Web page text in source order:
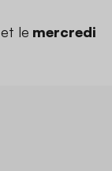
et le mercredi